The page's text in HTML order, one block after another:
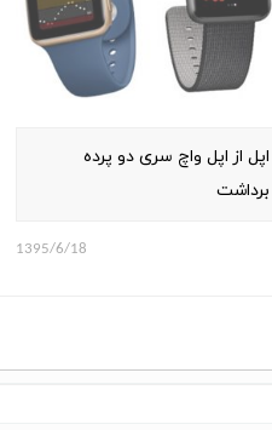
اپل از اپل واچ سری دو پرده
برداشت
1395/6/18